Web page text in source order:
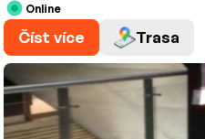
Online
Číst více Trasa